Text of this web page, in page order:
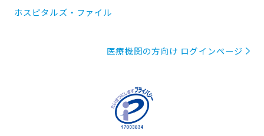
ホスピタルズ・ファイル
医療機関の方向け ログインページ